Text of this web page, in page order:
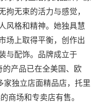
拘无束的活力与感觉，
风格和精神。她独具慧
场上取得平衡，创作出
与配饰。品牌成立于
的产品已在全美国、欧
家独立店面精品店，托里
商场和专卖店有售。